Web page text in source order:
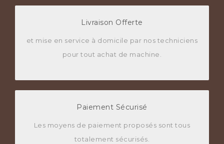
Livraison Offerte
et mise en service à domicile par nos techniciens
pour tout achat de machine.
Paiement Sécurisé
Les moyens de paiement proposés sont tous
totalement sécurisés.